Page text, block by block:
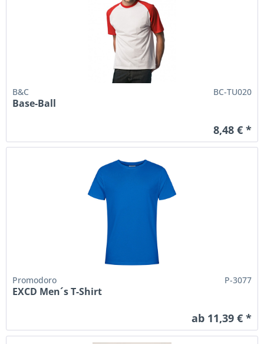
B&C BC-TU020
Base-Ball
8,48 € *
Promodoro P-3077
EXCD Men´s T-Shirt
ab 11,39 € *